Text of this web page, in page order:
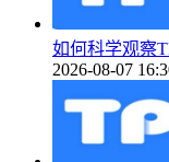
如何科学观察
2026-08-07